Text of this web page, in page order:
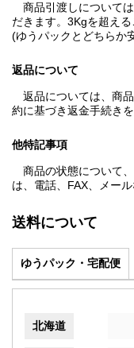
商品引渡しについて
だきます。3Kgを超え
(ゆうパックとどちらか
返品について
返品については、商
約に基づき返金手続きを
他特記事項
商品の状態について
は、電話、FAX、メー
送料について
ゆうパック・宅配便
北海道